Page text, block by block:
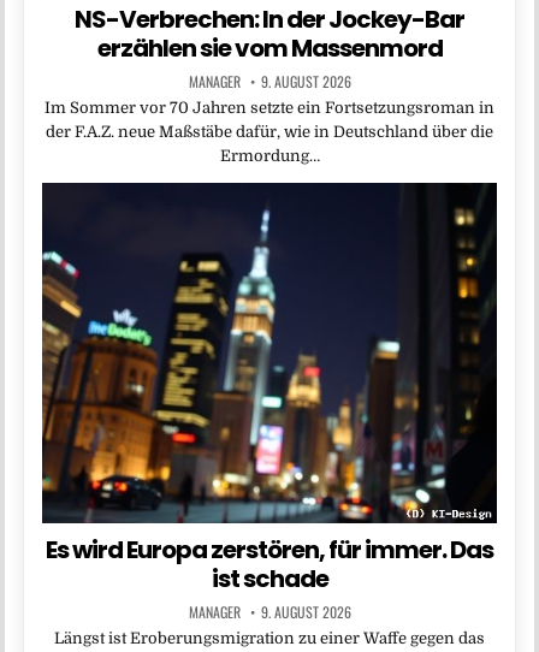
NS-Verbrechen: In der Jockey-Bar
erzählen sie vom Massenmord
MANAGER 9. AUGUST 2026
Im Sommer vor 70 Jahren setzte ein Fortsetzungsroman in
der F.A.Z. neue Maßstäbe dafür, wie in Deutschland über die
Ermordung…
Es wird Europa zerstören, für immer. Das
ist schade
MANAGER 9. AUGUST 2026
Längst ist Eroberungsmigration zu einer Waffe gegen das